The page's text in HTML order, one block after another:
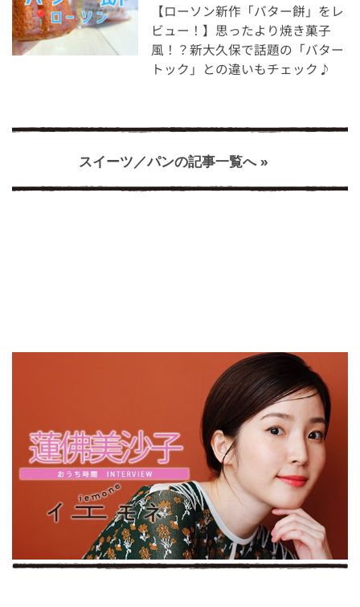
【ローソン新作「バター餅」をレ
ビュー！】思ったより焼き菓子
風！？新大久保で話題の「バター
トック」との違いもチェック♪
スイーツ／パンの記事一覧へ »